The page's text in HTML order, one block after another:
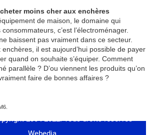
moins cher aux enchères
de maison, le domaine qui
c’est l’électroménager.
baissent pas vraiment dans ce secteur.
il est aujourd’hui possible de payer
quand on souhaite s’équiper. Comment
parallèle ? D’ou viennent les produits qu’on
faire de bonnes affaires ?